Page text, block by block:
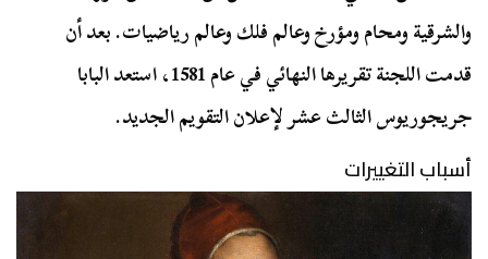
والشرقية ومحام ومؤرخ وعالم فلك وعالم رياضيات. بعد أن
قدمت اللجنة تقريرها النهائي في عام 1581، استعد البابا
جريجوريوس الثالث عشر لإعلان التقويم الجديد.
أسباب التغييرات